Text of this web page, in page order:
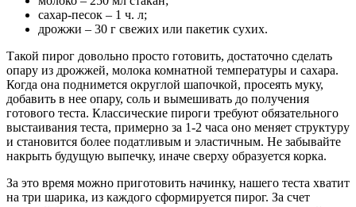
сахар-песок – 1 ч. л;
дрожжи – 30 г свежих или пакетик сухих.
Такой пирог довольно просто готовить, достаточно сделать
опару из дрожжей, молока комнатной температуры и сахара.
Когда она поднимется округлой шапочкой, просеять муку,
добавить в нее опару, соль и вымешивать до получения
готового теста. Классические пироги требуют обязательного
выстаивания теста, примерно за 1-2 часа оно меняет структуру
и становится более податливым и эластичным. Не забывайте
накрыть будущую выпечку, иначе сверху образуется корка.
За это время можно приготовить начинку, нашего теста хватит
на три шарика, из каждого сформируется пирог. За счет